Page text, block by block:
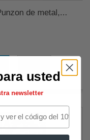
de metal,...
usted
newsletter